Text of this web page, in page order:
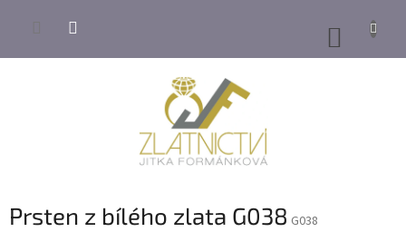
KOŠÍK
Prsten z bílého zlata G038 G038